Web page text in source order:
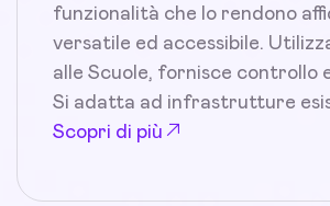
funzionalità che lo rendono
versatile ed accessibile.
alle Scuole, fornisce controllo
Si adatta ad infrastrutture
Scopri di più